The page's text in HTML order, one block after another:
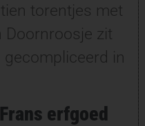
torentjes met
Doornroosje zit
in
erfgoed